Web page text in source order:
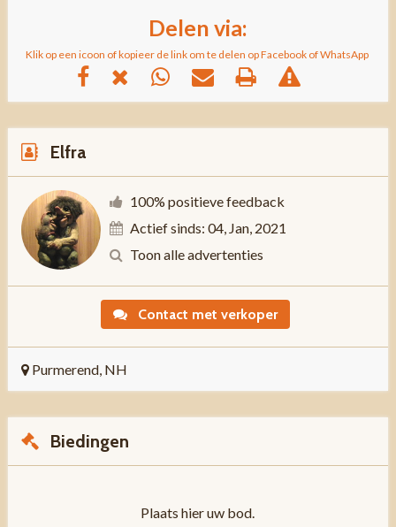
Delen via:
Klik op een icoon of kopieer de link om te delen op Facebook of WhatsApp
Elfra
100% positieve feedback
Actief sinds: 04, Jan, 2021
Toon alle advertenties
Contact met verkoper
Purmerend, NH
Biedingen
Plaats hier uw bod.